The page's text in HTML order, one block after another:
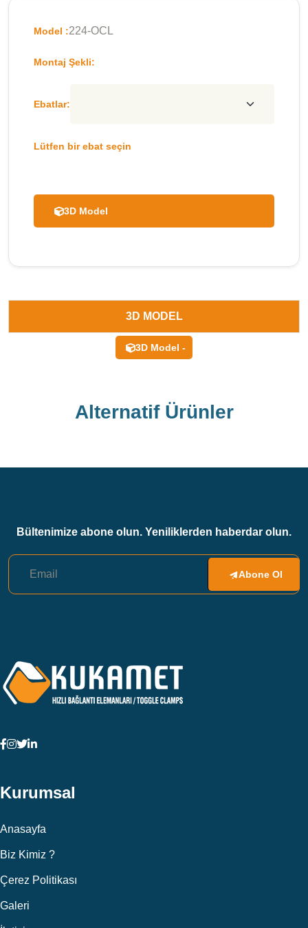
Model :224-OCL
Montaj Şekli:
Ebatlar:
Lütfen bir ebat seçin
3D Model
3D MODEL
3D Model -
Alternatif Ürünler
Bültenimize abone olun. Yeniliklerden haberdar olun.
Abone Ol
Kurumsal
Anasayfa
Biz Kimiz ?
Çerez Politikası
Galeri